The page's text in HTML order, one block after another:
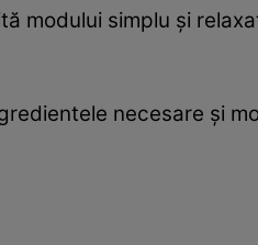
modului simplu și
necesare și